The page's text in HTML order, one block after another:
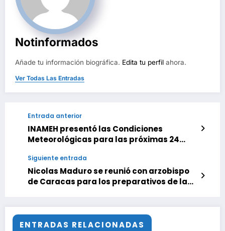
Notinformados
Añade tu información biográfica. Edita tu perfil ahora.
Ver Todas Las Entradas
Entrada anterior
INAMEH presentó las Condiciones
Meteorológicas para las próximas 24
Siguiente entrada
Nicolas Maduro se reunió con arzobispo
de Caracas para los preparativos de la
ENTRADAS RELACIONADAS